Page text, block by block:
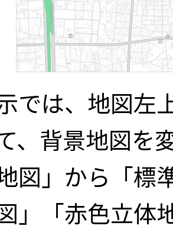
では、地図左
、背景地図を
地図」から「
」「赤色立体